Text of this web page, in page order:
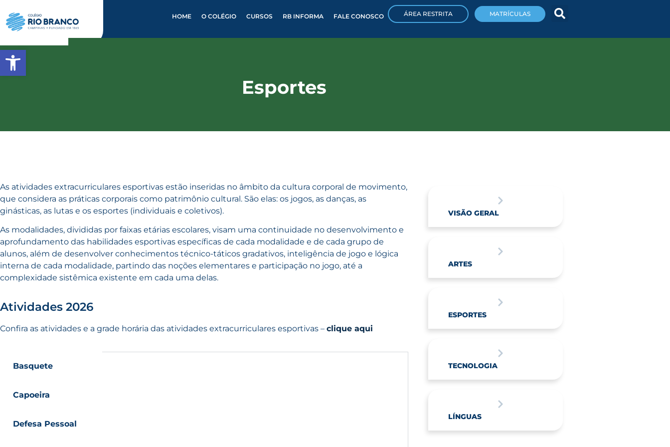
HOME O COLÉGIO CURSOS RB INFORMA FALE CONOSCO ÁREA RESTRITA MATRÍCULAS
Esportes
As atividades extracurriculares esportivas estão inseridas no âmbito da cultura corporal de movimento,
que considera as práticas corporais como patrimônio cultural. São elas: os jogos, as danças, as
ginásticas, as lutas e os esportes (individuais e coletivos).
As modalidades, divididas por faixas etárias escolares, visam uma continuidade no desenvolvimento e
aprofundamento das habilidades esportivas específicas de cada modalidade e de cada grupo de
alunos, além de desenvolver conhecimentos técnico-táticos gradativos, inteligência de jogo e lógica
interna de cada modalidade, partindo das noções elementares e participação no jogo, até a
complexidade sistêmica existente em cada uma delas.
Atividades 2026
Confira as atividades e a grade horária das atividades extracurriculares esportivas – clique aqui
Basquete
Capoeira
Defesa Pessoal
VISÃO GERAL
ARTES
ESPORTES
TECNOLOGIA
LÍNGUAS
Abrir a barra de ferramentas